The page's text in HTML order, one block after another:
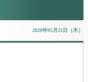
2020年05月21日（木）